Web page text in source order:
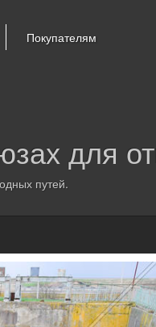
Покупателям
для
путей.